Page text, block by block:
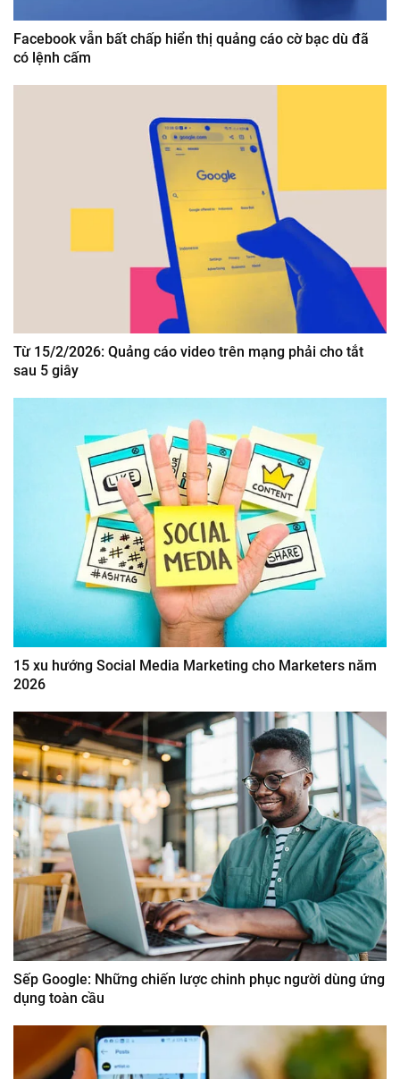
Facebook vẫn bất chấp hiển thị quảng cáo cờ bạc dù đã
có lệnh cấm
Từ 15/2/2026: Quảng cáo video trên mạng phải cho tắt
sau 5 giây
15 xu hướng Social Media Marketing cho Marketers năm
2026
Sếp Google: Những chiến lược chinh phục người dùng ứng
dụng toàn cầu